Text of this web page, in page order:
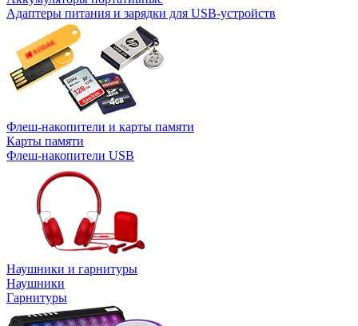
Адаптеры питания и зарядки для USB-устройств
Флеш-накопители и карты памяти
Карты памяти
Флеш-накопители USB
Наушники и гарнитуры
Наушники
Гарнитуры